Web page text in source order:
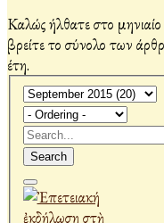
Καλώς ήλθατε στο
βρείτε το σύνολο των
έτη.
Search